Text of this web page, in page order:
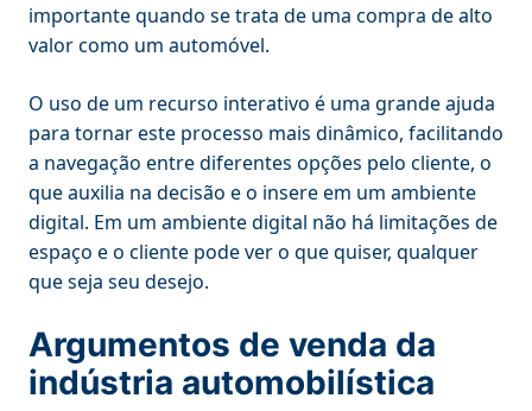
importante quando se trata de uma compra de alto
valor como um automóvel.
O uso de um recurso interativo é uma grande ajuda
para tornar este processo mais dinâmico, facilitando
a navegação entre diferentes opções pelo cliente, o
que auxilia na decisão e o insere em um ambiente
digital. Em um ambiente digital não há limitações de
espaço e o cliente pode ver o que quiser, qualquer
que seja seu desejo.
Argumentos de venda da
indústria automobilística